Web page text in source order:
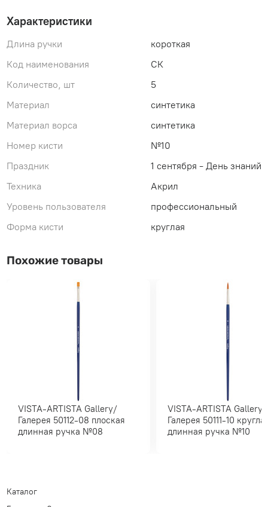
Длина волоса, выставка - 23 мм
Тип патрона - никелевая цельнотянутая обойма
Характеристики
Длина ручки
короткая
Код наименования
СК
Количество, шт
5
Материал
синтетика
Материал ворса
синтетика
Номер кисти
№10
Праздник
1 сентября - День знаний
Техника
Акрил
Уровень пользователя
профессиональный
Форма кисти
круглая
Похожие товары
VISTA-ARTISTA Gallery/
Галерея 50112-08 плоская
длинная ручка №08
VISTA-ARTISTA Gallery/
Галерея 50111-10 круглая
длинная ручка №10
Каталог